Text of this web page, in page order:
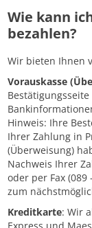
Wie kann
bezahlen?
Wir bieten Ihnen
Vorauskasse
Hinweis: Ihre
Ihrer Zahlung in
(Überweisung)
Nachweis Ihrer
oder per Fax
zum
Kreditkarte: Wir